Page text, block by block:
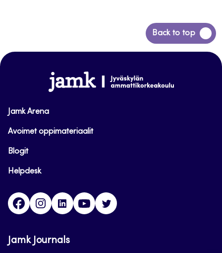
Back to top
Siirry
takaisin
www.jamk.fi
Jamk Arena
Avoimet oppimateriaalit
Blogit
Helpdesk
FacebookInstagram
LinkedInYoutube
Jamk Journals